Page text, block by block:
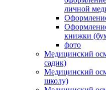
личной
книжки
фото
Медицинский
садик)
Медицинский
школу)